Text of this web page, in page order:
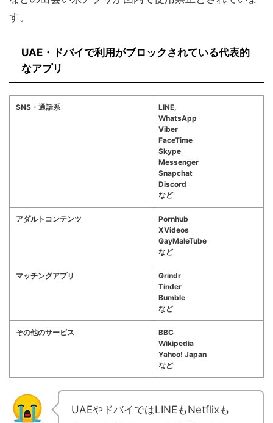
す。
UAE・ドバイで利用がブロックされている代表的
なアプリ
SNS・通話系
LINE,
WhatsApp
Viber
FaceTime
Skype
Messenger
Snapchat
Discord
など
アダルトコンテンツ
Pornhub
XVideos
GayMaleTube
など
マッチングアプリ
Grindr
Tinder
Bumble
など
その他のサービス
BBC
Wikipedia
Yahoo! Japan
など
UAEやドバイではLINEもNetflixも